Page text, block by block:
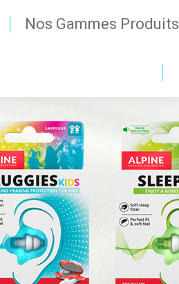
Nos Gammes Produits